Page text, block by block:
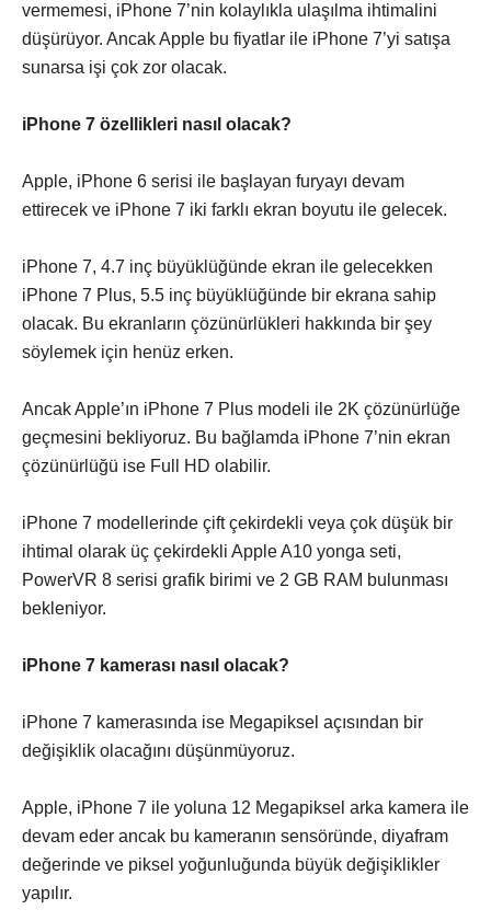
vermemesi, iPhone 7’nin kolaylıkla ulaşılma ihtimalini
düşürüyor. Ancak Apple bu fiyatlar ile iPhone 7’yi satışa
sunarsa işi çok zor olacak.
iPhone 7 özellikleri nasıl olacak?
Apple, iPhone 6 serisi ile başlayan furyayı devam
ettirecek ve iPhone 7 iki farklı ekran boyutu ile gelecek.
iPhone 7, 4.7 inç büyüklüğünde ekran ile gelecekken
iPhone 7 Plus, 5.5 inç büyüklüğünde bir ekrana sahip
olacak. Bu ekranların çözünürlükleri hakkında bir şey
söylemek için henüz erken.
Ancak Apple’ın iPhone 7 Plus modeli ile 2K çözünürlüğe
geçmesini bekliyoruz. Bu bağlamda iPhone 7’nin ekran
çözünürlüğü ise Full HD olabilir.
iPhone 7 modellerinde çift çekirdekli veya çok düşük bir
ihtimal olarak üç çekirdekli Apple A10 yonga seti,
PowerVR 8 serisi grafik birimi ve 2 GB RAM bulunması
bekleniyor.
iPhone 7 kamerası nasıl olacak?
iPhone 7 kamerasında ise Megapiksel açısından bir
değişiklik olacağını düşünmüyoruz.
Apple, iPhone 7 ile yoluna 12 Megapiksel arka kamera ile
devam eder ancak bu kameranın sensöründe, diyafram
değerinde ve piksel yoğunluğunda büyük değişiklikler
yapılır.